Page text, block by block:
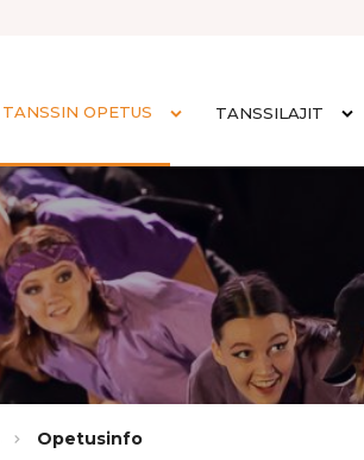
TANSSIN OPETUS TANSSILAJIT
Opetusinfo